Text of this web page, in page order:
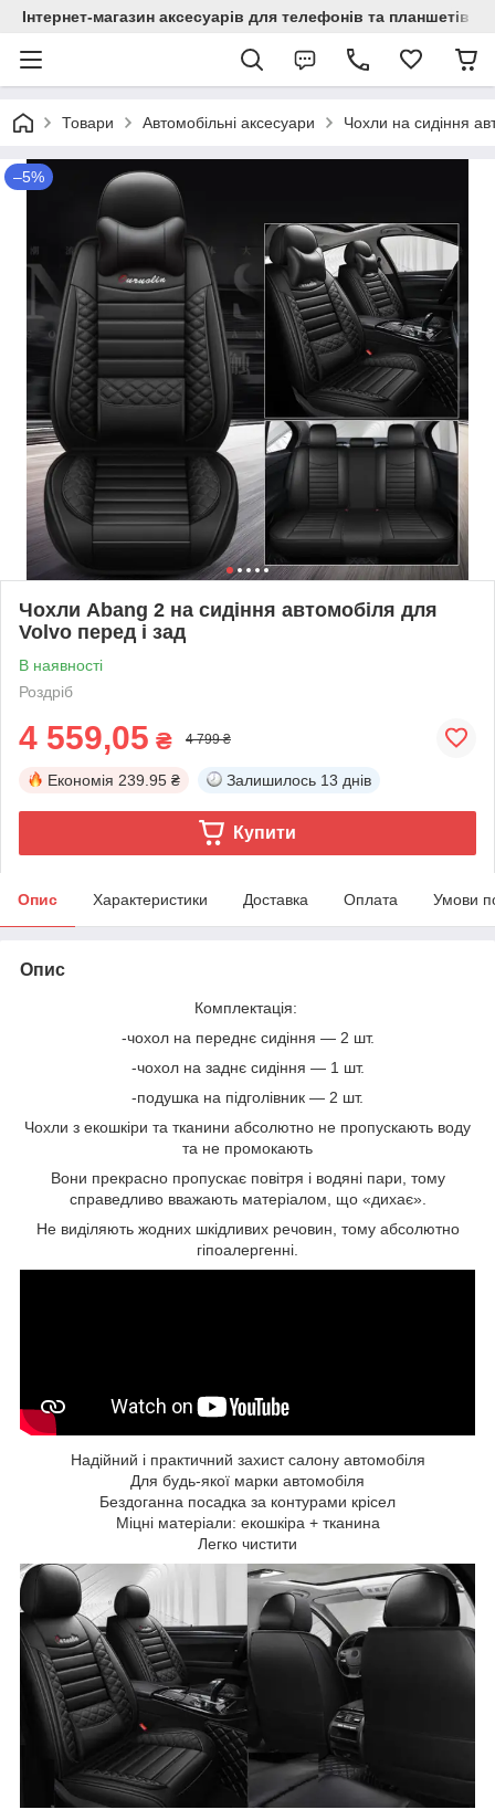
Інтернет-магазин аксесуарів для телефонів та планшетів
Товари Автомобільні аксесуари Чохли на сидіння
–5%
Чохли Abang 2 на сидіння автомобіля для
Volvo перед і зад
В наявності
Роздріб
4 559,05 ₴ 4 799 ₴
Економія 239.95 ₴ Залишилось 13 днів
Купити
Опис Характеристики Доставка Оплата Умови
Опис
Комплектація:
-чохол на переднє сидіння — 2 шт.
-чохол на заднє сидіння — 1 шт.
-подушка на підголівник — 2 шт.
Чохли з екошкіри та тканини абсолютно не пропускають воду
та не промокають
Вони прекрасно пропускає повітря і водяні пари, тому
справедливо вважають матеріалом, що «дихає».
Не виділяють жодних шкідливих речовин, тому абсолютно
гіпоалергенні.
Надійний і практичний захист салону автомобіля
Для будь-якої марки автомобіля
Бездоганна посадка за контурами крісел
Міцні матеріали: екошкіра + тканина
Легко чистити